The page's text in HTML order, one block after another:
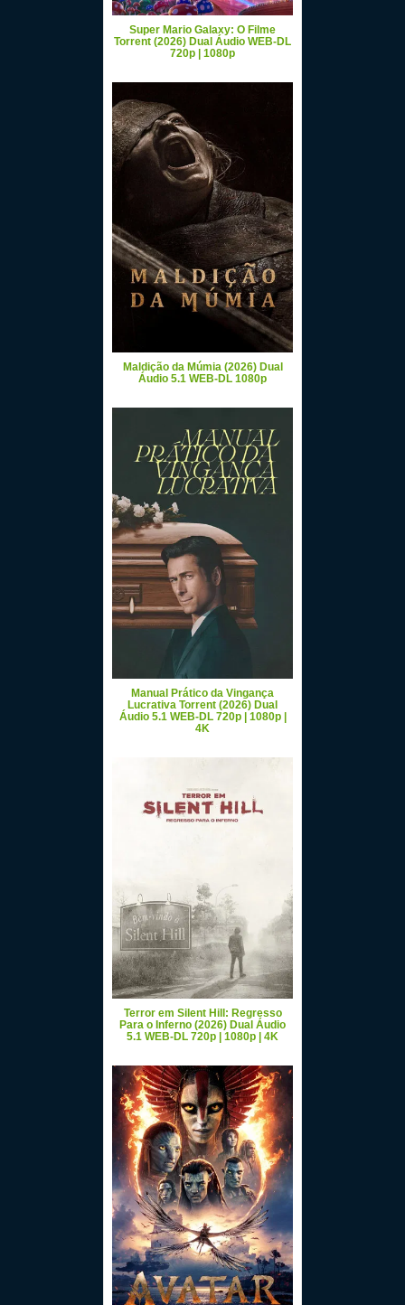
Super Mario Galaxy: O Filme
Torrent (2026) Dual Áudio WEB-DL
720p | 1080p
Maldição da Múmia (2026) Dual
Áudio 5.1 WEB-DL 1080p
Manual Prático da Vingança
Lucrativa Torrent (2026) Dual
Áudio 5.1 WEB-DL 720p | 1080p |
4K
Terror em Silent Hill: Regresso
Para o Inferno (2026) Dual Áudio
5.1 WEB-DL 720p | 1080p | 4K